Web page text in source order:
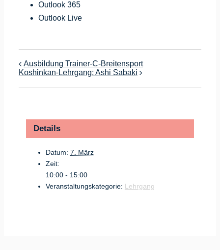
Outlook 365
Outlook Live
Ausbildung Trainer-C-Breitensport
Koshinkan-Lehrgang: Ashi Sabaki
Details
Datum: 7. März
Zeit:
10:00 - 15:00
Veranstaltungskategorie: Lehrgang